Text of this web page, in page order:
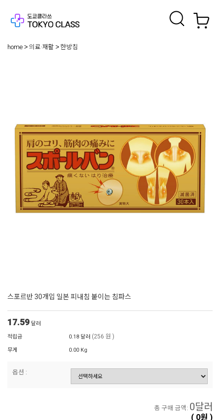
home 의료·재활 한방침
스포르반 30개입 일본 피내침 붙이는 침파스
17.59 달러
적립금
0.18 달러 (256 원 )
무게 0.00 Kg
옵션 :
총 구매 금액: 0달러
( 0원 )